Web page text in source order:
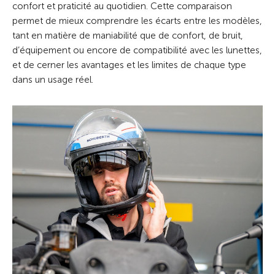
confort et praticité au quotidien. Cette comparaison
permet de mieux comprendre les écarts entre les modèles,
tant en matière de maniabilité que de confort, de bruit,
d’équipement ou encore de compatibilité avec les lunettes,
et de cerner les avantages et les limites de chaque type
dans un usage réel.